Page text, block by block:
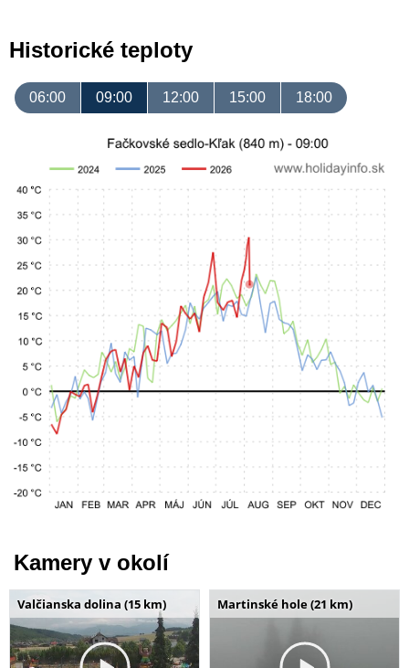
Historické teploty
06:00 09:00 12:00 15:00 18:00
Kamery v okolí
Valčianska dolina (15 km) Martinské hole (21 km)